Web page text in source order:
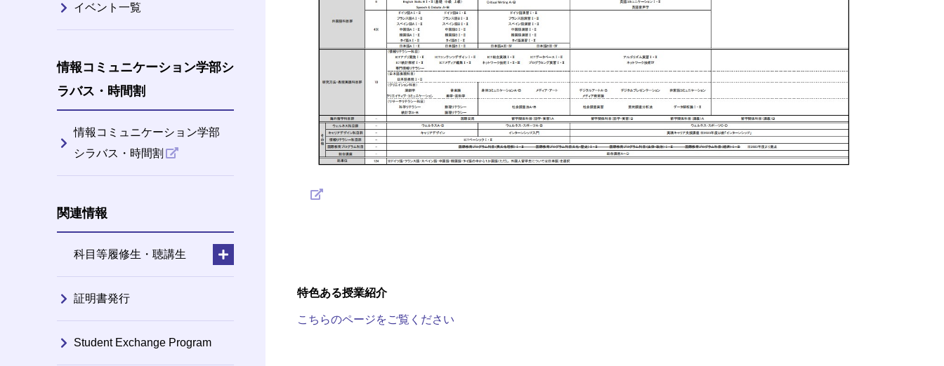
特色ある授業紹介
こちらのページをご覧ください
イベント一覧
情報コミュニケーション学部シ
ラバス・時間割
情報コミュニケーション学部
シラバス・時間割
関連情報
科目等履修生・聴講生
証明書発行
Student Exchange Program